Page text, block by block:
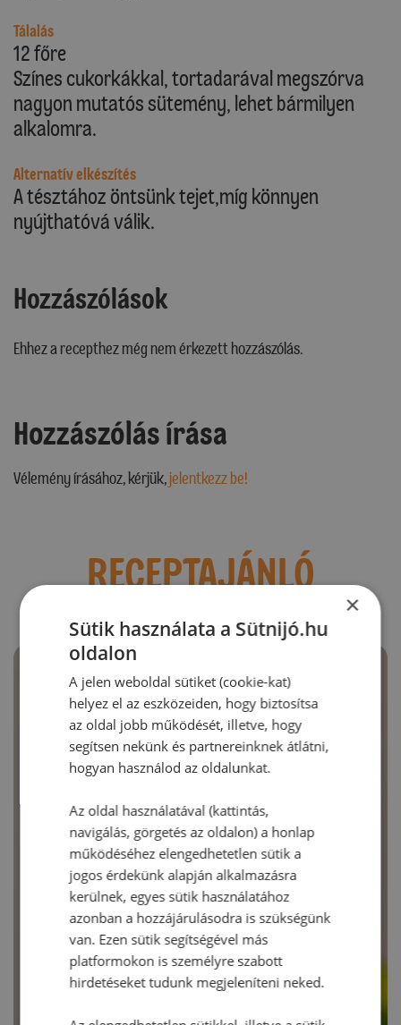
Tálalás
12 főre
Színes cukorkákkal, tortadarával megszórva
nagyon mutatós sütemény, lehet bármilyen
alkalomra.
Alternatív elkészítés
A tésztához öntsünk tejet,míg könnyen
nyújthatóvá válik.
Hozzászólások
Ehhez a recepthez még nem érkezett hozzászólás.
Hozzászólás írása
Vélemény írásához, kérjük,jelentkezz be!
RECEPTAJÁNLÓ
×
Sütik használata a Sütnijó.hu
oldalon
A jelen weboldal sütiket (cookie-kat)
helyez el az eszközeiden, hogy biztosítsa
az oldal jobb működését, illetve, hogy
segítsen nekünk és partnereinknek átlátni,
hogyan használod az oldalunkat.
Az oldal használatával (kattintás,
navigálás, görgetés az oldalon) a honlap
működéséhez elengedhetetlen sütik a
jogos érdekünk alapján alkalmazásra
kerülnek, egyes sütik használatához
azonban a hozzájárulásodra is szükségünk
van. Ezen sütik segítségével más
platformokon is személyre szabott
hirdetéseket tudunk megjeleníteni neked.